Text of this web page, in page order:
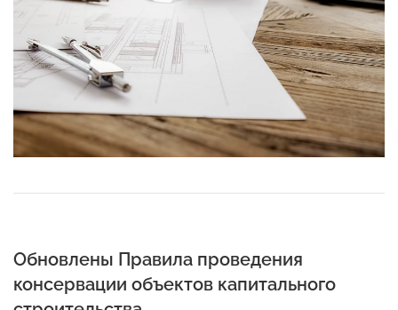
Обновлены Правила проведения
консервации объектов капитального